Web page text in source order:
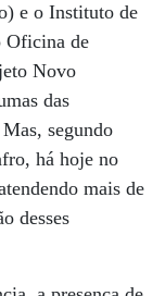
e o Instituto de
Oficina de
Novo
das
segundo
há hoje no
mais de
desses